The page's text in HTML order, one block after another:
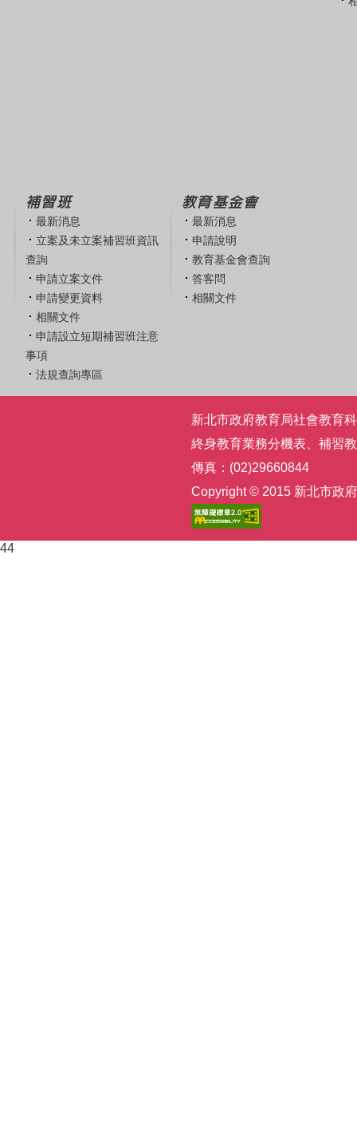
補習班
最新消息
立案及未立案補習班資訊
查詢
申請立案文件
申請變更資料
相關文件
申請設立短期補習班注意
事項
法規查詢專區
教育基金會
最新消息
申請說明
教育基金會查詢
答客問
相關文件
新北市政府教育局社會教育
終身教育業務分機表
補習
傳真：(02)29660844
Copyright © 2015 新北市政
44